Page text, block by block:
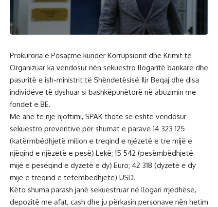
Prokuroria e Posaçme kundër Korrupsionit dhe Krimit të
Organizuar ka vendosur nën sekuestro llogaritë bankare dhe
pasuritë e ish-ministrit të Shëndetësisë Ilir Beqaj dhe disa
individëve të dyshuar si bashkëpunëtorë në abuzimin me
fondet e BE.
Me anë të një njoftimi, SPAK thotë se është vendosur
sekuestro preventive për shumat e parave 14 323 125
(katërmbëdhjetë milion e treqind e njëzetë e tre mijë e
njëqind e njëzetë e pesë) Lekë; 15 542 (pesëmbëdhjetë
mijë e pesëqind e dyzetë e dy) Euro; 42 318 (dyzetë e dy
mijë e treqind e tetëmbëdhjetë) USD.
Këto shuma parash janë sekuestruar në llogari rrjedhëse,
depozitë me afat, cash dhe ju përkasin personave nën hetim